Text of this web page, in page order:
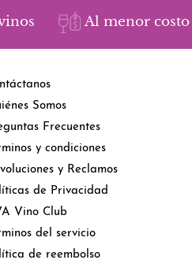
Al menor costo
Somos
Frecuentes
y condiciones
y Reclamos
de Privacidad
Vino Club
del servicio
de reembolso